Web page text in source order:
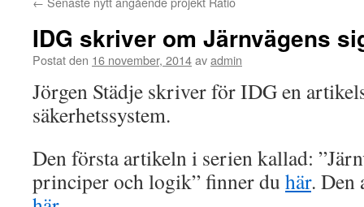
IDG skriver om Järnvägens
Postat den 16 november, 2014avadmin
Jörgen Städje skriver för IDG en
säkerhetssystem.
Den första artikeln i serien kallad: ”
principer och logik” finner du här. Den